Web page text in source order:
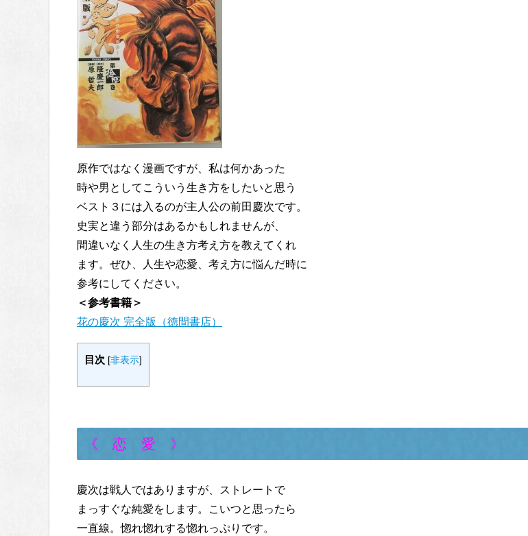
原作ではなく漫画ですが、私は何かあった
時や男としてこういう生き方をしたいと思う
ベスト３には入るのが主人公の前田慶次です。
史実と違う部分はあるかもしれませんが、
間違いなく人生の生き方考え方を教えてくれ
ます。ぜひ、人生や恋愛、考え方に悩んだ時に
参考にしてください。
＜参考書籍＞
花の慶次 完全版（徳間書店）
目次 [非表示]
《 恋 愛 》
慶次は戦人ではありますが、ストレートで
まっすぐな純愛をします。こいつと思ったら
一直線。惚れ惚れする惚れっぷりです。